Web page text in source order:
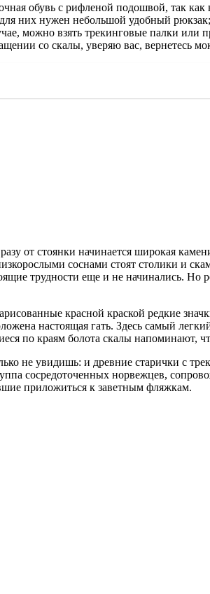
обувь с рифленой подошвой, так
них нужен небольшой удобный рюкзак;
можно взять трекинговые палки или
со скалы, уверяю вас, вернетесь
от стоянки начинается широкая
соснами стоят столики и
трудности еще и не начинались. Но
красной краской редкие
настоящая гать. Здесь самый
по краям болота скалы напоминают,
не увидишь: и древние старички с
сосредоточенных норвежцев,
приложиться к заветным фляжкам.